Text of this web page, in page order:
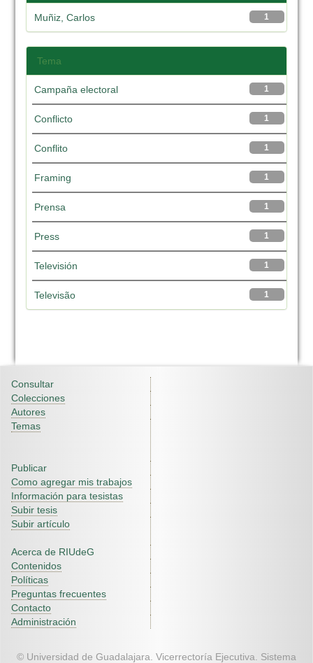
1
Muñiz, Carlos
Tema
1
Campaña electoral
1
Conflicto
1
Conflito
1
Framing
1
Prensa
1
Press
1
Televisión
1
Televisão
Consultar
Colecciones
Autores
Temas
Publicar
Como agregar mis trabajos
Información para tesistas
Subir tesis
Subir artículo
Acerca de RIUdeG
Contenidos
Políticas
Preguntas frecuentes
Contacto
Administración
© Universidad de Guadalajara. Vicerrectoría Ejecutiva. Sistema